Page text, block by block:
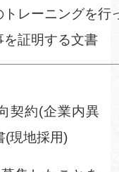
トレーニングを行
を証明する文書
契約(企業内異
(現地採用)